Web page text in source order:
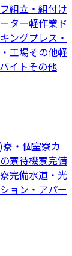
組立・組付け
ター軽作業 ド
ングプレス・
工場その他軽
イトその他
・個室寮カ
寮待機寮完備
完備水道・光
ョン・アパー